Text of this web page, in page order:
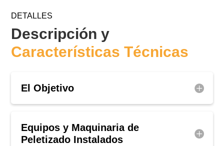
DETALLES
Descripción y
Características Técnicas
El Objetivo
Equipos y Maquinaria de
Peletizado Instalados